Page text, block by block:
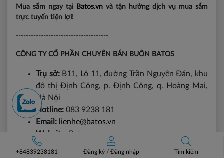
Mua sắm ngay tại Batos.vn và tận hưởng dịch vụ mua sắm
trực tuyến tiện lợi!
-------------------------------------
CÔNG TY CỔ PHẦN CHUYÊN BÁN BUÔN BATOS
Trụ sở: B11, Lô 11, đường Trần Nguyên Đán, khu
đô thị Định Công, p. Định Công, q. Hoàng Mai,
Hà Nội
Hotline: 083 9238 181
Email: lienhe@batos.vn
Website: Batos.vn
Shopee:
https://shopee.vn/batosvn
+84839238181 Đăng ký /Đăng nhập Tìm kiếm